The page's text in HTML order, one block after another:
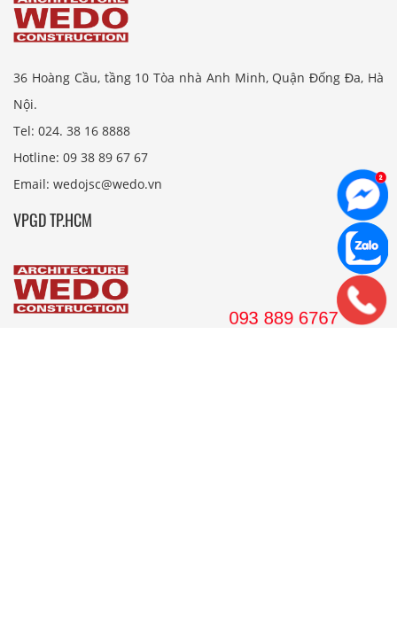
36 Hoàng Cầu, tầng 10 Tòa nhà Anh Minh, Quận Đống Đa, Hà
Nội.
Tel: 024. 38 16 8888
Hotline: 09 38 89 67 67
Email: wedojsc@wedo.vn
VPGD TP.HCM